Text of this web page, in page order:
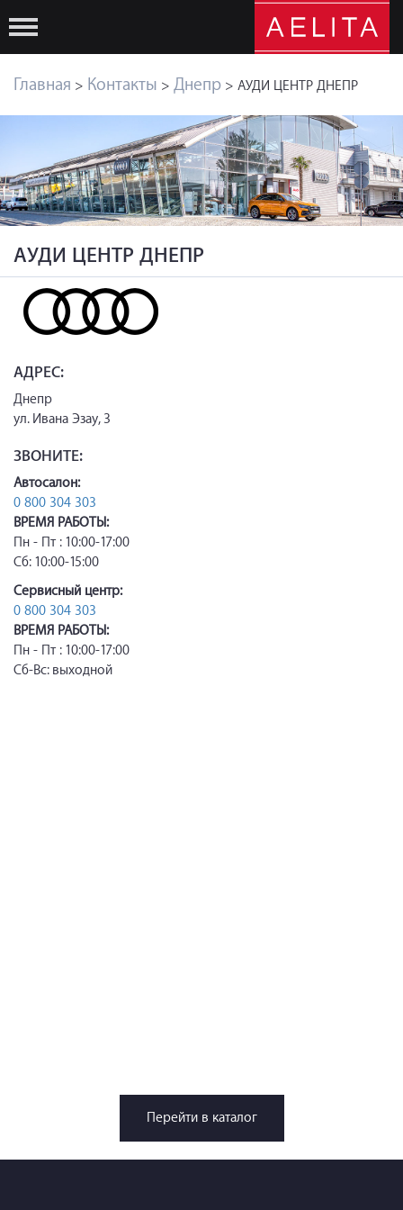
Главная > Контакты > Днепр > АУДИ ЦЕНТР ДНЕПР
АУДИ ЦЕНТР ДНЕПР
АДРЕС:
Днепр
ул. Ивана Эзау, 3
ЗВОНИТЕ:
Автосалон:
0 800 304 303
ВРЕМЯ РАБОТЫ:
Пн - Пт : 10:00-17:00
Сб: 10:00-15:00
Сервисный центр:
0 800 304 303
ВРЕМЯ РАБОТЫ:
Пн - Пт : 10:00-17:00
Сб-Вс: выходной
Перейти в каталог